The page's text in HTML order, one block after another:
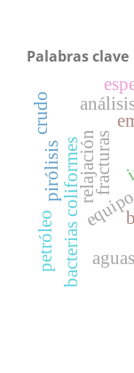
Palabras clave
bacterias coliformesfracturas
pirólisis
petróleo
relajación
crudo